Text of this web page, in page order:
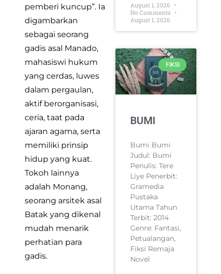
pemberi kuncup”. Ia
digambarkan
sebagai seorang
gadis asal Manado,
mahasiswi hukum
yang cerdas, luwes
dalam pergaulan,
aktif berorganisasi,
ceria, taat pada
ajaran agama, serta
memiliki prinsip
hidup yang kuat.
Tokoh lainnya
adalah Monang,
seorang arsitek asal
Batak yang dikenal
mudah menarik
perhatian para
gadis.
August 1, 2026
No Comments
August 1, 2026
FIKSI
BUMI
Bumi Bumi
Judul: Bumi
Penulis: Tere
Liye Penerbit:
Gramedia
Pustaka
Utama Tahun
Terbit: 2014
Genre: Fantasi,
Petualangan,
Fiksi Remaja
Novel